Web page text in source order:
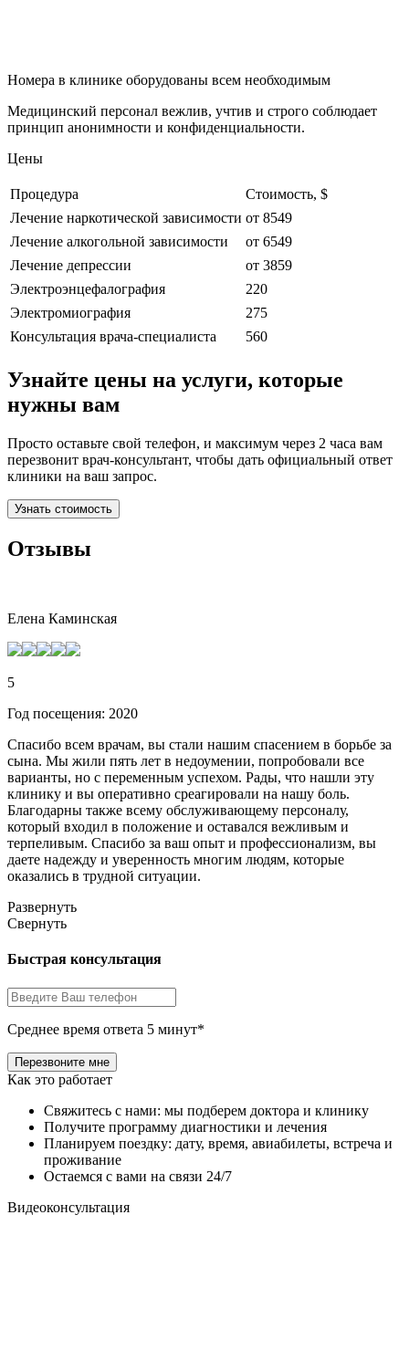
Номера в клинике оборудованы всем необходимым
Медицинский персонал вежлив, учтив и строго соблюдает
принцип анонимности и конфиденциальности.
Цены
Процедура
Стоимость, $
Лечение наркотической зависимости от 8549
Лечение алкогольной зависимости
от 6549
Лечение депрессии
от 3859
Электроэнцефалография
220
Электромиография
275
Консультация врача-специалиста
560
Узнайте цены на услуги, которые
нужны вам
Просто оставьте свой телефон, и максимум через 2 часа вам
перезвонит врач-консультант, чтобы дать официальный ответ
клиники на ваш запрос.
Узнать стоимость
Отзывы
Елена Каминская
5
Год посещения: 2020
Спасибо всем врачам, вы стали нашим спасением в борьбе за
сына. Мы жили пять лет в недоумении, попробовали все
варианты, но с переменным успехом. Рады, что нашли эту
клинику и вы оперативно среагировали на нашу боль.
Благодарны также всему обслуживающему персоналу,
который входил в положение и оставался вежливым и
терпеливым. Спасибо за ваш опыт и профессионализм, вы
даете надежду и уверенность многим людям, которые
оказались в трудной ситуации.
Развернуть
Свернуть
Быстрая консультация
Среднее время ответа 5 минут*
Как это работает
Свяжитесь с нами: мы подберем доктора и клинику
Получите программу диагностики и лечения
Планируем поездку: дату, время, авиабилеты, встреча и
проживание
Остаемся с вами на связи 24/7
Видеоконсультация